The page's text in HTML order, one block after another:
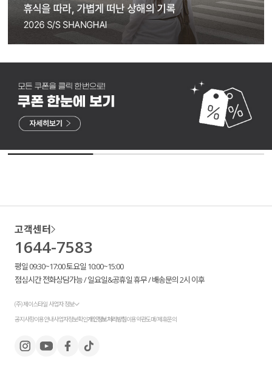
고객센터
1644-7583
평일 09:30~17:00 토요일 10:00~15:00
점심시간 전화상담가능 / 일요일&공휴일 휴무 / 배송문의 2시 이후
(주) 제이스타일 사업자 정보
공지사항이용안내사업자정보확인개인정보처리방침이용약관도매/제휴문의